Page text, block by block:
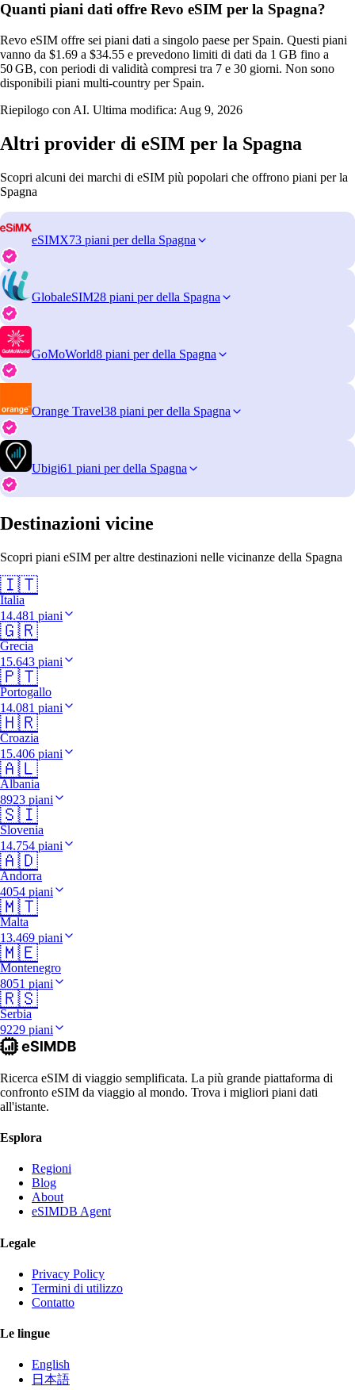
Quanti piani dati offre Revo eSIM per la Spagna?
Revo eSIM offre sei piani dati a singolo paese per Spain. Questi piani
vanno da $1.69 a $34.55 e prevedono limiti di dati da 1 GB fino a
50 GB, con periodi di validità compresi tra 7 e 30 giorni. Non sono
disponibili piani multi‑country per Spain.
Riepilogo con AI. Ultima modifica: Aug 9, 2026
Altri provider di eSIM per la Spagna
Scopri alcuni dei marchi di eSIM più popolari che offrono piani per la
Spagna
eSIMX73 piani per della Spagna
GlobaleSIM28 piani per della Spagna
GoMoWorld8 piani per della Spagna
Orange Travel38 piani per della Spagna
Ubigi61 piani per della Spagna
Destinazioni vicine
Scopri piani eSIM per altre destinazioni nelle vicinanze della Spagna
🇮🇹
Italia
14.481 piani
🇬🇷
Grecia
15.643 piani
🇵🇹
Portogallo
14.081 piani
🇭🇷
Croazia
15.406 piani
🇦🇱
Albania
8923 piani
🇸🇮
Slovenia
14.754 piani
🇦🇩
Andorra
4054 piani
🇲🇹
Malta
13.469 piani
🇲🇪
Montenegro
8051 piani
🇷🇸
Serbia
9229 piani
Ricerca eSIM di viaggio semplificata. La più grande piattaforma di
confronto eSIM da viaggio al mondo. Trova i migliori piani dati
all'istante.
Esplora
Regioni
Blog
About
eSIMDB Agent
Legale
Privacy Policy
Termini di utilizzo
Contatto
Le lingue
English
日本語